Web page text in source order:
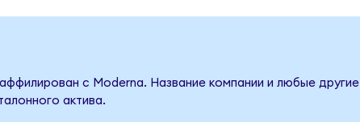
с Moderna. Название компании и любые другие
актива.